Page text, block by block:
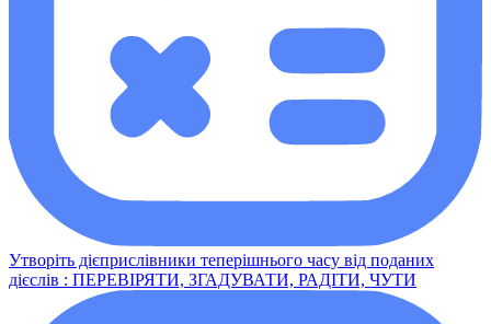
Утворіть дієприслівники теперішнього часу від поданих
дієслів : ПЕРЕВІРЯТИ, ЗГАДУВАТИ, РАДІТИ, ЧУТИ​